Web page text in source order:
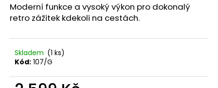
Moderní funkce a vysoký výkon pro dokonalý
retro zážitek kdekoli na cestách.
Skladem (1 ks)
Kód: 107/G
o
p
o
u